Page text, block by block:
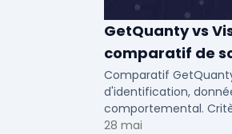
GetQuanty vs
comparatif de
d'identification
Comparatif
d'identification,
comportemental.
votre solution de lead
28 mai